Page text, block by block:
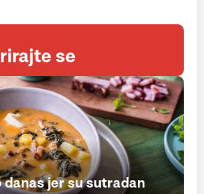
se
danas jer su sutradan